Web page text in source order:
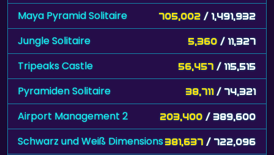
Maya Pyramid Solitaire 705,002 / 1,491,932
Jungle Solitaire 5,360 / 11,327
Tripeaks Castle 56,457 / 115,515
Pyramiden Solitaire 38,711 / 74,321
Airport Management 2 203,400 / 389,600
Schwarz und Weiß Dimensions381,637 / 722,096